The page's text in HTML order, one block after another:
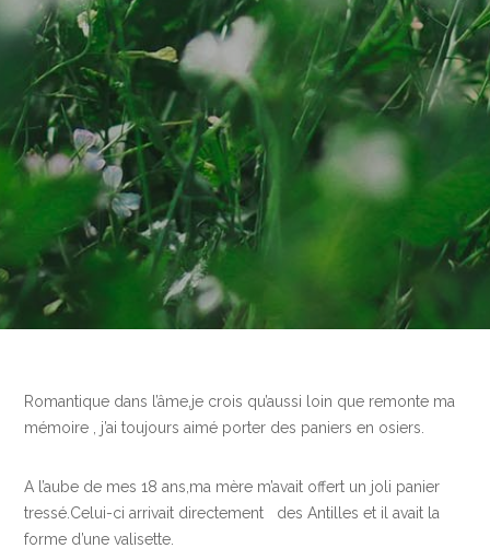
Romantique dans l’âme,je crois qu’aussi loin que remonte ma
mémoire , j’ai toujours aimé porter des paniers en osiers.
A l’aube de mes 18 ans,ma mère m’avait offert un joli panier
tressé.Celui-ci arrivait directement des Antilles et il avait la
forme d’une valisette.